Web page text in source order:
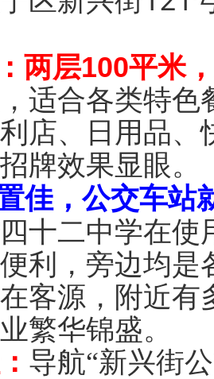
两层100平米
适合各类特色
店、日用品、
牌效果显眼。
佳，公交车站
十二中学在使
利，旁边均是
客源，附近
繁华锦盛。
导航“新兴街